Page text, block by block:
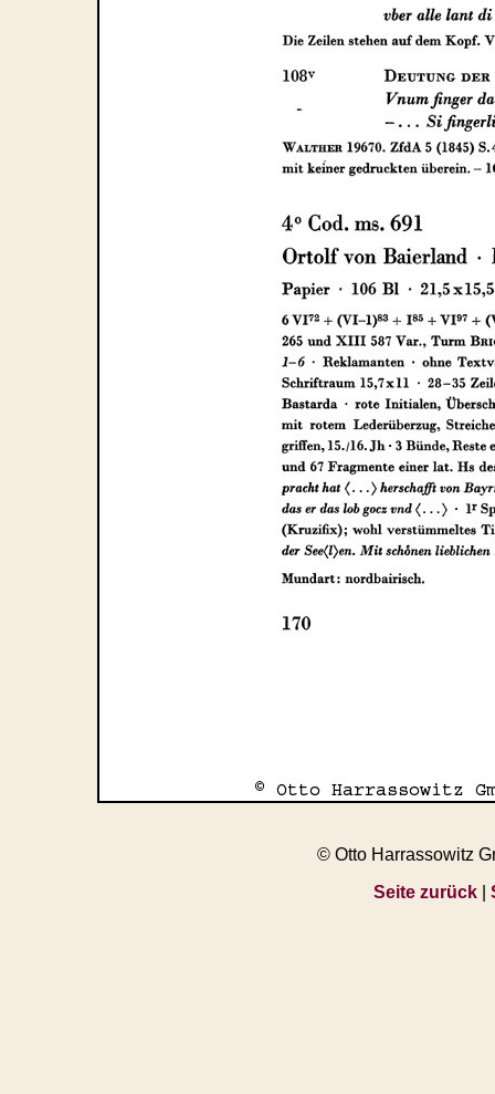
© Otto Harrassowitz
Seite zurück|